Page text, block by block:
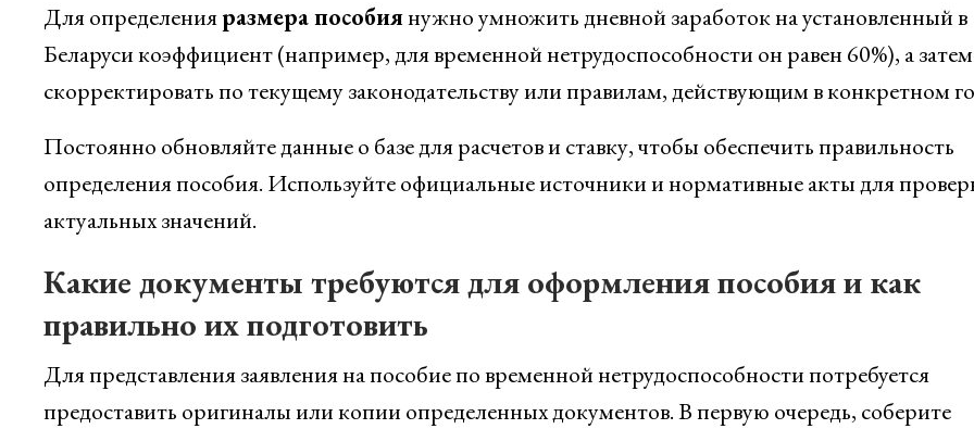
Для определенияразмера пособиянужно умножить дневной заработок на установленный в
Беларуси коэффициент (например, для временной нетрудоспособности он равен 60%), а затем
скорректировать по текущему законодательству или правилам, действующим в конкретном
Постоянно обновляйте данные о базе для расчетов и ставку, чтобы обеспечить правильность
определения пособия. Используйте официальные источники и нормативные акты для
актуальных значений.
Какие документы требуются для оформления пособия и как
правильно их подготовить
Для представления заявления на пособие по временной нетрудоспособности потребуется
предоставить оригиналы или копии определенных документов. В первую очередь, соберите